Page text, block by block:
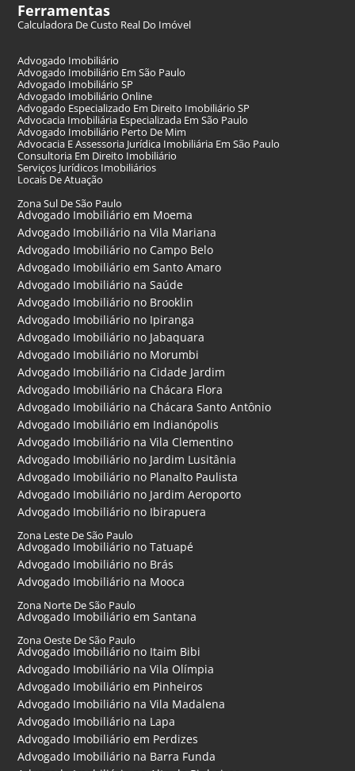
Ferramentas
Calculadora De Custo Real Do Imóvel
Advogado Imobiliário
Advogado Imobiliário Em São Paulo
Advogado Imobiliário SP
Advogado Imobiliário Online
Advogado Especializado Em Direito Imobiliário SP
Advocacia Imobiliária Especializada Em São Paulo
Advogado Imobiliário Perto De Mim
Advocacia E Assessoria Jurídica Imobiliária Em São Paulo
Consultoria Em Direito Imobiliário
Serviços Jurídicos Imobiliários
Locais De Atuação
Zona Sul De São Paulo
Advogado Imobiliário em Moema
Advogado Imobiliário na Vila Mariana
Advogado Imobiliário no Campo Belo
Advogado Imobiliário em Santo Amaro
Advogado Imobiliário na Saúde
Advogado Imobiliário no Brooklin
Advogado Imobiliário no Ipiranga
Advogado Imobiliário no Jabaquara
Advogado Imobiliário no Morumbi
Advogado Imobiliário na Cidade Jardim
Advogado Imobiliário na Chácara Flora
Advogado Imobiliário na Chácara Santo Antônio
Advogado Imobiliário em Indianópolis
Advogado Imobiliário na Vila Clementino
Advogado Imobiliário no Jardim Lusitânia
Advogado Imobiliário no Planalto Paulista
Advogado Imobiliário no Jardim Aeroporto
Advogado Imobiliário no Ibirapuera
Zona Leste De São Paulo
Advogado Imobiliário no Tatuapé
Advogado Imobiliário no Brás
Advogado Imobiliário na Mooca
Zona Norte De São Paulo
Advogado Imobiliário em Santana
Zona Oeste De São Paulo
Advogado Imobiliário no Itaim Bibi
Advogado Imobiliário na Vila Olímpia
Advogado Imobiliário em Pinheiros
Advogado Imobiliário na Vila Madalena
Advogado Imobiliário na Lapa
Advogado Imobiliário em Perdizes
Advogado Imobiliário na Barra Funda